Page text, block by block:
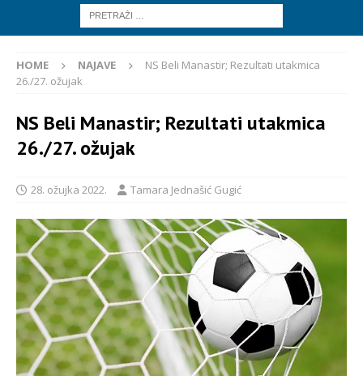
HOME NAJAVE
NS Beli Manastir; Rezultati utakmica
26./27. ožujak
NS Beli Manastir; Rezultati utakmica
26./27. ožujak
28. ožujka 2022. Tamara Jednašić Gugić